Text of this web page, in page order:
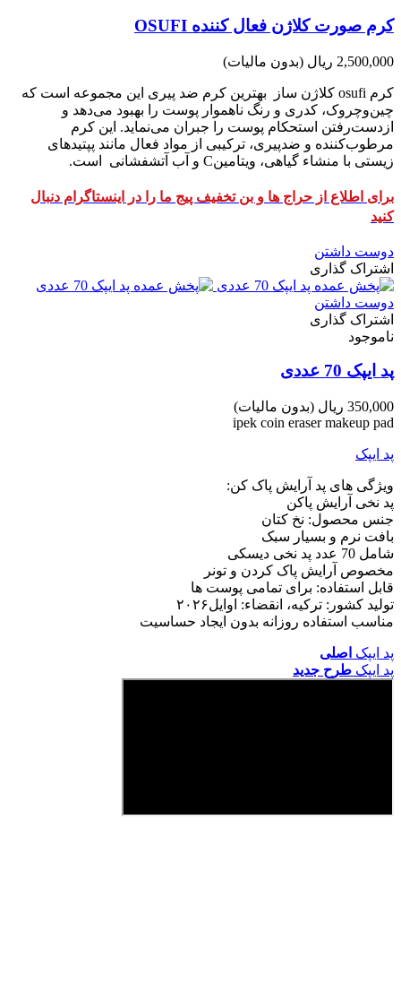
کرم صورت کلاژن فعال کننده OSUFI
2,500,000 ریال (بدون مالیات)
کرم osufi کلاژن ساز بهترین کرم ضد پیری این مجموعه است که
چین‌وچروک، کدری و رنگ ناهموار پوست را بهبود می‌دهد و
ازدست‌رفتن استحکام پوست را جبران می‌نماید. این کرم
مرطوب‌کننده و ضدپیری، ترکیبی از مواد فعال مانند پپتیدهای
زیستی با منشاء گیاهی، ویتامینC و آب آتشفشانی است.
برای اطلاع از حراج ها و بن تخفیف پیج ما را در اینستاگرام دنبال
کنید
دوست داشتن
اشتراک گذاری
دوست داشتن
اشتراک گذاری
ناموجود
پد ایپک 70 عددی
350,000 ریال
(بدون مالیات)
ipek coin eraser makeup pad
پد ایپک
ویژگی های پد آرایش پاک کن:
پد نخی آرایش پاکن
جنس محصول: نخ کتان
بافت نرم و بسیار سبک
شامل 70 عدد پد نخی دیسکی
مخصوص آرایش پاک کردن و تونر
قابل استفاده: برای تمامی پوست ها
تولید کشور: ترکیه، انقضاء: اوایل۲۰۲۶
مناسب استفاده روزانه بدون ایجاد حساسیت
پد ایپک اصلی
پد ایپک طرح جدید